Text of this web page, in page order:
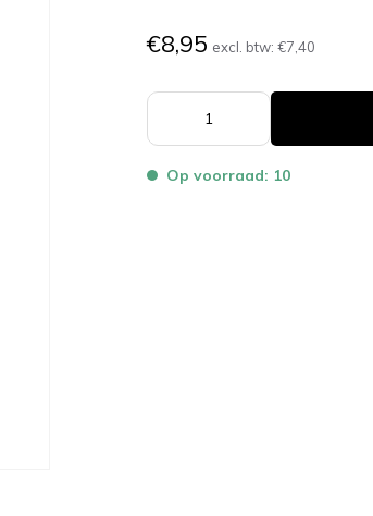
€8,95 excl. btw:€7,40
Op voorraad: 10